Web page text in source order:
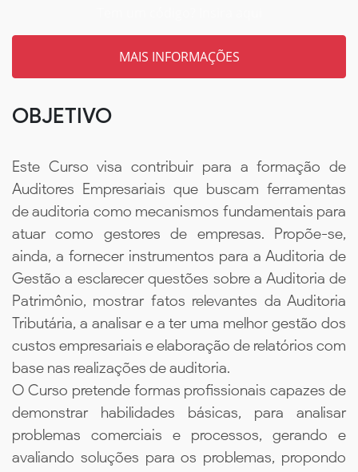
OBJETIVO
Este Curso visa contribuir para a formação de
Auditores Empresariais que buscam ferramentas
de auditoria como mecanismos fundamentais para
atuar como gestores de empresas. Propõe-se,
ainda, a fornecer instrumentos para a Auditoria de
Gestão a esclarecer questões sobre a Auditoria de
Patrimônio, mostrar fatos relevantes da Auditoria
Tributária, a analisar e a ter uma melhor gestão dos
custos empresariais e elaboração de relatórios com
base nas realizações de auditoria.
O Curso pretende formas profissionais capazes de
demonstrar habilidades básicas, para analisar
problemas comerciais e processos, gerando e
avaliando soluções para os problemas, propondo